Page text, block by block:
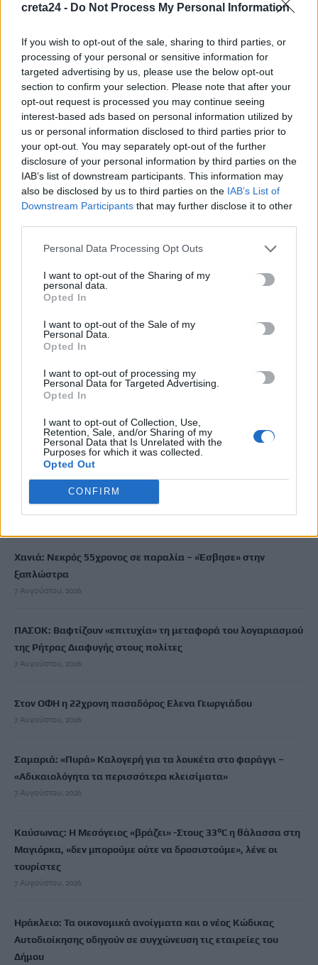
creta24 - Do Not Process My Personal Information
If you wish to opt-out of the sale, sharing to third parties, or
processing of your personal or sensitive information for
targeted advertising by us, please use the below opt-out
section to confirm your selection. Please note that after your
opt-out request is processed you may continue seeing
interest-based ads based on personal information utilized by
us or personal information disclosed to third parties prior to
your opt-out. You may separately opt-out of the further
disclosure of your personal information by third parties on the
IAB’s list of downstream participants. This information may
also be disclosed by us to third parties on the IAB’s List of
Downstream Participants that may further disclose it to other
Personal Data Processing Opt Outs
I want to opt-out of the Sharing of my
personal data.
Opted In
I want to opt-out of the Sale of my
Personal Data.
Opted In
I want to opt-out of processing my
Personal Data for Targeted Advertising.
Opted In
I want to opt-out of Collection, Use,
Retention, Sale, and/or Sharing of my
Personal Data that Is Unrelated with the
Purposes for which it was collected.
Opted Out
CONFIRM
ΠΡΟΗΓΟΎΜΕΝΟ
Σε διαβούλευση ο Κώδικας
Τοπικής Αυτοδιοίκησης: Η
κατάργηση της δεύτερης
Κυριακής και η ηλεκτρονική
ψήφος
21 Μαΐου, 2026
Πρώτη προβολή ντοκιμαντέρ
για τη Γερμανική Κατοχή στην
Μην χάνεις είδηση. Βάλε το CRETA24
στην
ΠΡΟΣΘΕΣΕ ΤΟCRETA24ΣΤΗΝ GOOGLE
ΡΟΗ ΕΙΔΗΣΕΩΝ
θάνατο της Λένας Σαμαρά
7 Αυγούστου, 2026
Ένωση Ηρακλείου: Πότε ξεκινάει η παραλαβή οινοσταφύλων
– Οι τιμές ανά ποικιλία
7 Αυγούστου, 2026
Χανιά: Νεκρός 55χρονος σε παραλία – «Έσβησε» στην
ξαπλώστρα
7 Αυγούστου, 2026
ΠΑΣΟΚ: Βαφτίζουν «επιτυχία» τη μεταφορά του λογαριασμού
της Ρήτρας Διαφυγής στους πολίτες
7 Αυγούστου, 2026
Στον ΟΦΗ η 22χρονη πασαδόρος Ελενα Γεωργιάδου
7 Αυγούστου, 2026
Σαμαριά: «Πυρά» Καλογερή για τα λουκέτα στο φαράγγι –
«Αδικαιολόγητα τα περισσότερα κλεισίματα»
7 Αυγούστου, 2026
Καύσωνας: Η Μεσόγειος «βράζει» -Στους 33°C η θάλασσα στη
Μαγιόρκα, «δεν μπορούμε ούτε να δροσιστούμε», λένε οι
τουρίστες
7 Αυγούστου, 2026
Ηράκλειο: Τα οικονομικά ανοίγματα και ο νέος Κώδικας
Αυτοδιοίκησης οδηγούν σε συγχώνευση τις εταιρείες του
Δήμου